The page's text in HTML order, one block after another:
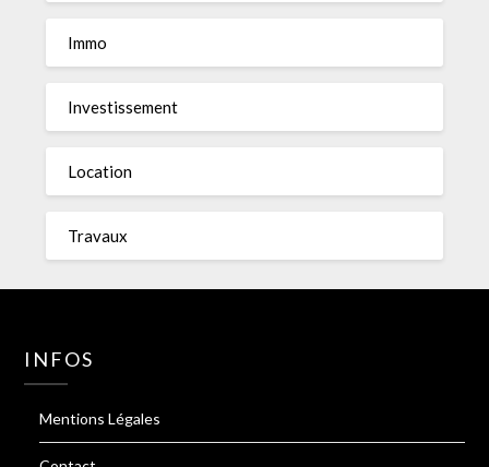
Immo
Investissement
Location
Travaux
INFOS
Mentions Légales